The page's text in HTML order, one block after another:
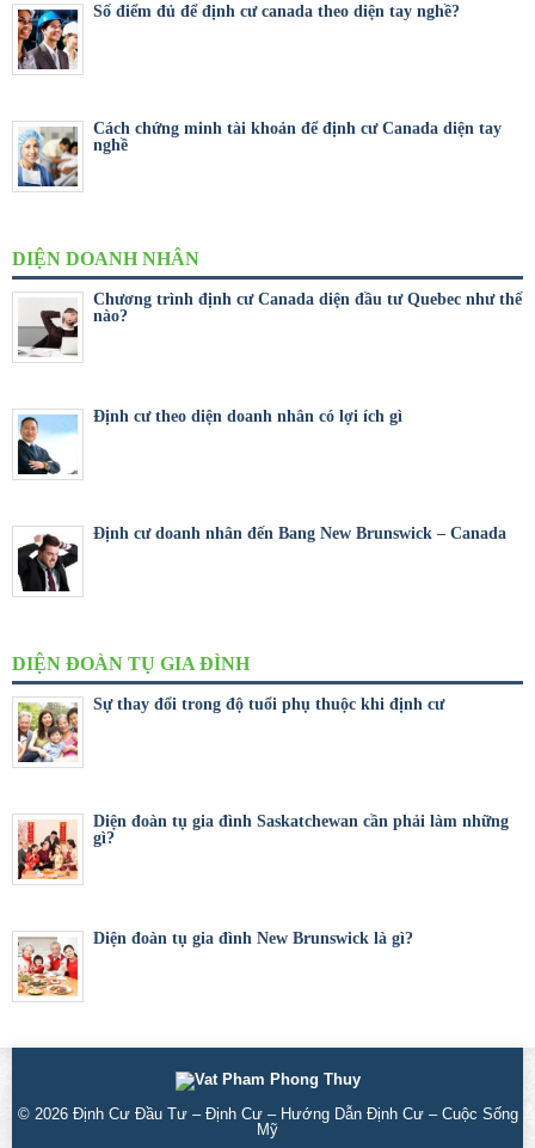
Số điểm đủ để định cư canada theo diện tay nghề?
Cách chứng minh tài khoản để định cư Canada diện tay
nghề
DIỆN DOANH NHÂN
Chương trình định cư Canada diện đầu tư Quebec như thế
nào?
Định cư theo diện doanh nhân có lợi ích gì
Định cư doanh nhân đến Bang New Brunswick – Canada
DIỆN ĐOÀN TỤ GIA ĐÌNH
Sự thay đổi trong độ tuổi phụ thuộc khi định cư
Diện đoàn tụ gia đình Saskatchewan cần phải làm những
gì?
Diện đoàn tụ gia đình New Brunswick là gì?
© 2026 Định Cư Đầu Tư – Định Cư – Hướng Dẫn Định Cư – Cuộc Sống
Mỹ